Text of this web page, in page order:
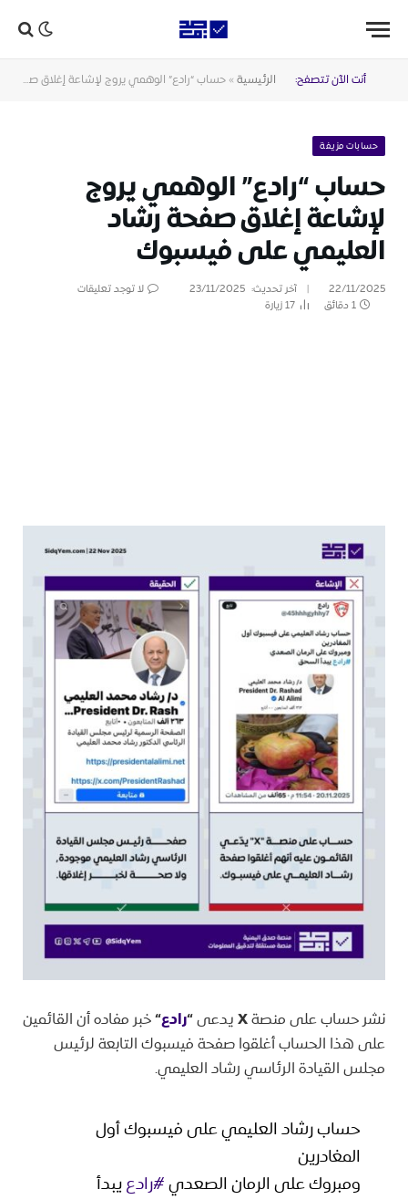
أنت الآن تتصفح: الرئيسية » حساب “رادع” الوهمي يروج لإشاعة إغلاق صفحة رشاد العليمي على فيسبوك
حسابات مزيفة
حساب “رادع” الوهمي يروج
لإشاعة إغلاق صفحة رشاد
العليمي على فيسبوك
22/11/2025 آخر تحديث: 23/11/2025
لا توجد تعليقات
1 دقائق
17زيارة
​نشر حساب على منصةXيدعى“رادع“خبر مفاده أن القائمين
على هذا الحساب أغلقوا صفحة فيسبوك التابعة لرئيس
مجلس القيادة الرئاسي رشاد العليمي.
حساب رشاد العليمي على فيسبوك أول
المغادرين
ومبروك على الرمان الصعدي#رادعيبدأ